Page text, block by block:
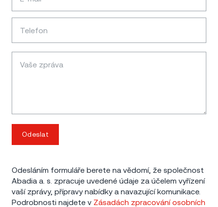
Odeslat
Odesláním formuláře berete na vědomí, že společnost
Abadia a. s. zpracuje uvedené údaje za účelem vyřízení
vaší zprávy, přípravy nabídky a navazující komunikace.
Podrobnosti najdete v Zásadách zpracování osobních